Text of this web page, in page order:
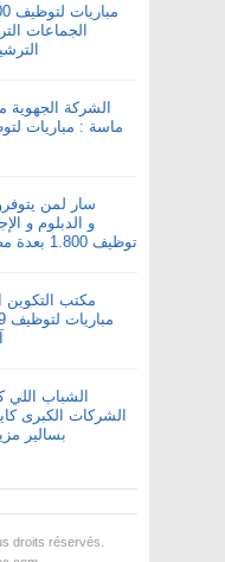
الجماعات
الترشيح
الشركة
سار لمن
توظيف 1.800 بعدة مصالح و إدارات عمومية
مكتب التكوين
الشباب
الشركات الكبرى
بسالير
droits réservés.